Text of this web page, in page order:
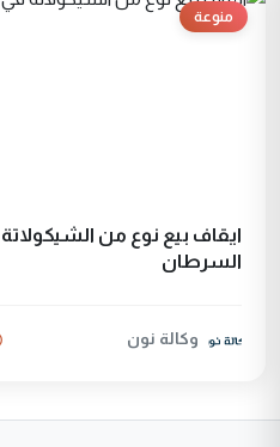
منوعة
ايقاف بيع نوع من
السرطان
وكالة نون